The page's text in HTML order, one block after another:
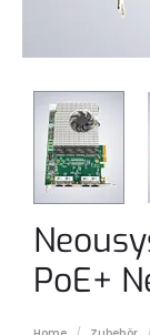
PoE+